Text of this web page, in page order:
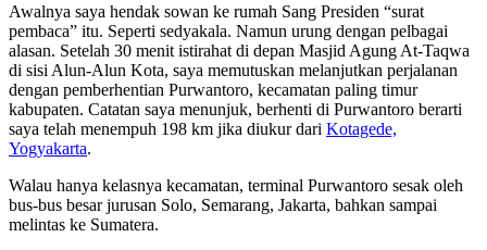
Awalnya saya hendak sowan ke rumah Sang Presiden “surat
pembaca” itu. Seperti sedyakala. Namun urung dengan pelbagai
alasan. Setelah 30 menit istirahat di depan Masjid Agung At-Taqwa
di sisi Alun-Alun Kota, saya memutuskan melanjutkan perjalanan
dengan pemberhentian Purwantoro, kecamatan paling timur
kabupaten. Catatan saya menunjuk, berhenti di Purwantoro berarti
saya telah menempuh 198 km jika diukur dari Kotagede,
Yogyakarta.
Walau hanya kelasnya kecamatan, terminal Purwantoro sesak oleh
bus-bus besar jurusan Solo, Semarang, Jakarta, bahkan sampai
melintas ke Sumatera.